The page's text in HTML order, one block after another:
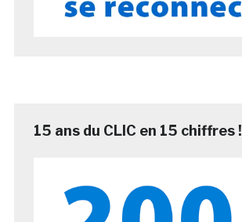
15 ans du CLIC en 15 chiffres !